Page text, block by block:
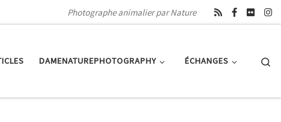
Photographe animalier par Nature
DAMENATUREPHOTOGRAPHY ÉCHANGES